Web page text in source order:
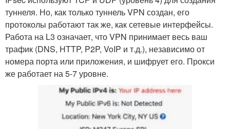
туннеля. Но, как только туннель VPN создан, его
протоколы работают так же, как сетевые интерфейсы.
Работа на L3 означает, что VPN принимает весь ваш
трафик (DNS, HTTP, P2P, VoIP и т.д.), независимо от
номера порта или приложения, и шифрует его. Прокси
же работает на 5-7 уровне.